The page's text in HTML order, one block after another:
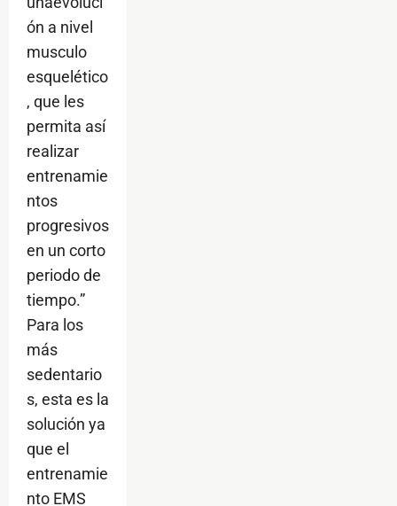
ón a nivel
musculo
esquelético
, que les
permita así
realizar
entrenamie
ntos
progresivos
en un corto
periodo de
tiempo.”
Para los
más
sedentario
s, esta es la
solución ya
que el
entrenamie
nto EMS